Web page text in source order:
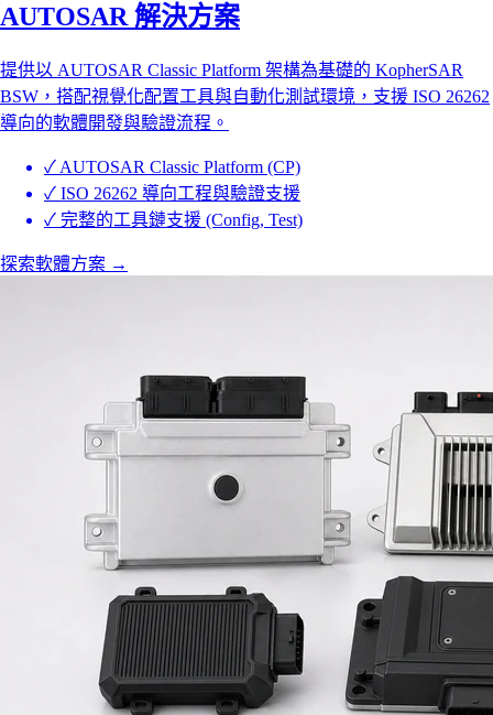
AUTOSAR 解決方案
提供以 AUTOSAR Classic Platform 架構為基礎的 KopherSAR
BSW，搭配視覺化配置工具與自動化測試環境，支援 ISO 26262
導向的軟體開發與驗證流程。
✓ AUTOSAR Classic Platform (CP)
✓ ISO 26262 導向工程與驗證支援
✓ 完整的工具鏈支援 (Config, Test)
探索軟體方案 →